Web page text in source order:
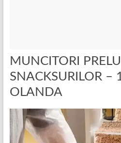
MUNCITORI
SNACKSURILOR –
OLANDA